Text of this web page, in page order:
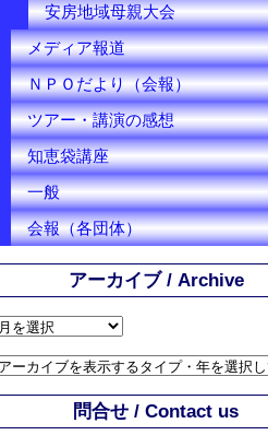
n
e
l
安房地域母親大会
メディア報道
ＮＰＯだより（会報）
ツアー・講演の感想
知恵袋講座
一般
会報（各団体）
アーカイブ / Archive
ア
問合せ / Contact us